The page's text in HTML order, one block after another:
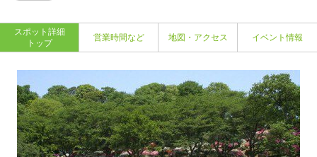
スポット詳細
トップ
営業時間など 地図・アクセス イベント情報